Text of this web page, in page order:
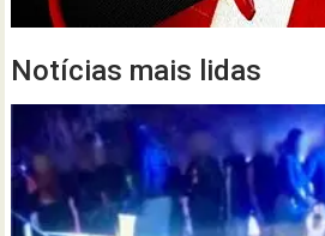
Notícias mais lidas